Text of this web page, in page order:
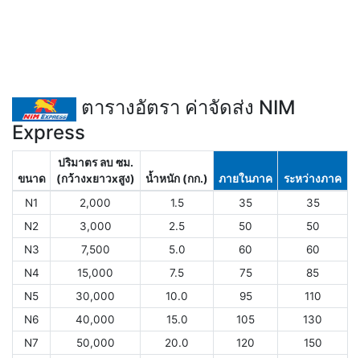
ตารางอัตรา ค่าจัดส่ง NIM
Express
ขนาด
ปริมาตร ลบ ซม.
(กว้างxยาวxสูง)
น้ำหนัก (กก.) ภายในภาค
ระหว่างภาค
N1
2,000 1.5 35
35
N2
3,000 2.5 50
50
N3
7,500 5.0 60
60
N4
15,000 7.5 75
85
N5
30,000 10.0 95
110
N6
40,000 15.0 105
130
N7
50,000 20.0 120
150